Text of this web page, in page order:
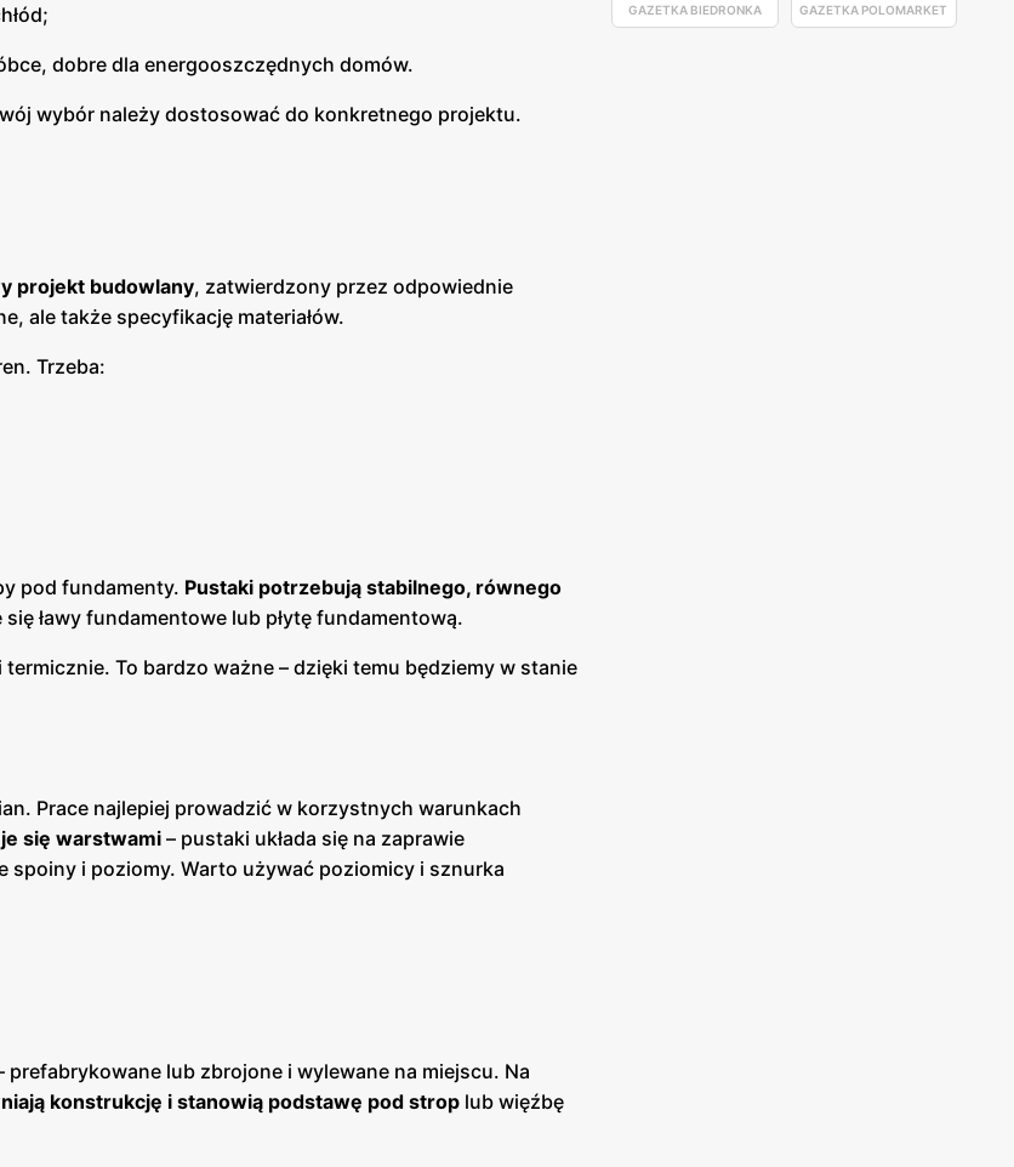
GAZETKA BIEDRONKA GAZETKA POLOMARKET
dobre dla energooszczędnych domów.
wybór należy dostosować do konkretnego projektu.
projekt budowlany, zatwierdzony przez odpowiednie
ale także specyfikację materiałów.
Trzeba:
pod fundamenty. Pustaki potrzebują stabilnego, równego
ławy fundamentowe lub płytę fundamentową.
To bardzo ważne – dzięki temu będziemy w stanie
Prace najlepiej prowadzić w korzystnych warunkach
się warstwami– pustaki układa się na zaprawie
i poziomy. Warto używać poziomicy i sznurka
lub zbrojone i wylewane na miejscu. Na
konstrukcję i stanowią podstawę pod strop lub więźbę